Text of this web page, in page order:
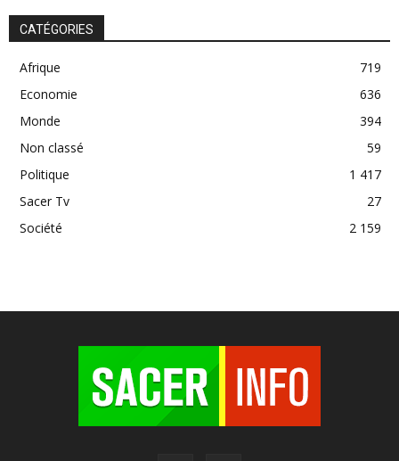
CATÉGORIES
Afrique
719
Economie
636
Monde
394
Non classé
59
Politique
1 417
Sacer Tv
27
Société
2 159